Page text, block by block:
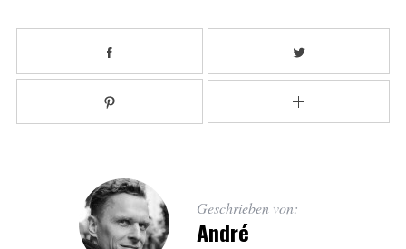
Geschrieben von:
André